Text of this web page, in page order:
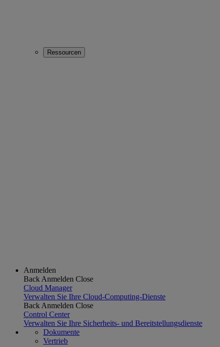
Ressourcen
Anmelden
Back Anmelden Close
Cloud Manager
Verwalten Sie Ihre Cloud-Computing-Dienste
Back Anmelden Close
Control Center
Verwalten Sie Ihre Sicherheits- und Bereitstellungsdienste
Dokumente
Vertrieb